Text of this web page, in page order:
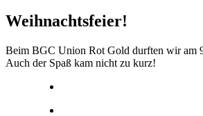
Weihnachtsfeier!
Beim BGC Union Rot Gold durften wir am
Auch der Spaß kam nicht zu kurz!